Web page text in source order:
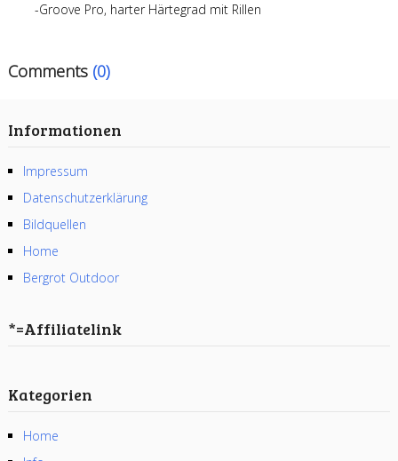
-Groove Pro, harter Härtegrad mit Rillen
Comments (0)
Informationen
Impressum
Datenschutzerklärung
Bildquellen
Home
Bergrot Outdoor
*=Affiliatelink
Kategorien
Home